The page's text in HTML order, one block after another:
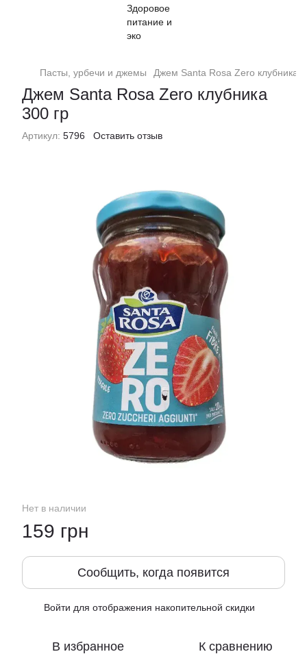
Пасты, урбечи и джемы Джем Santa Rosa Zero клубника
Джем Santa Rosa Zero клубника
300 гр
Артикул: 5796 Оставить отзыв
Нет в наличии
159 грн
Сообщить, когда появится
Войти для отображения накопительной скидки
В избранное К сравнению